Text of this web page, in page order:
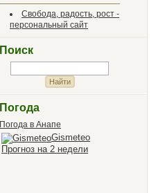
Свобода, радость, рост -
персональный сайт
Поиск
Погода
Погода в Анапе
Gismeteo
Прогноз на 2 недели